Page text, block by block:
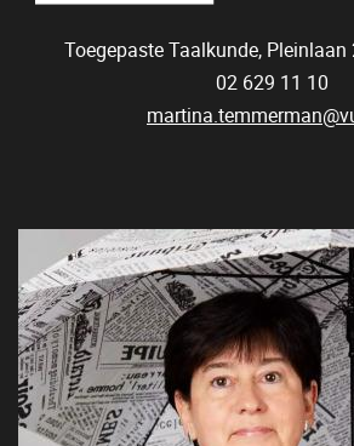
Toegepaste Taalkunde, Pleinlaan
02 629 11 10